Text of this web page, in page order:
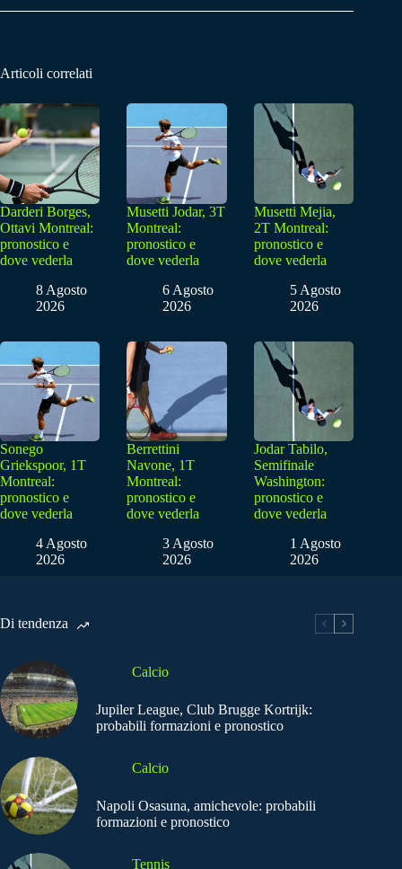
Articoli correlati
Darderi Borges,
Ottavi Montreal:
pronostico e
dove vederla
8 Agosto
2026
Musetti Jodar, 3T
Montreal:
pronostico e
dove vederla
6 Agosto
2026
Musetti Mejia,
2T Montreal:
pronostico e
dove vederla
5 Agosto
2026
Sonego
Griekspoor, 1T
Montreal:
pronostico e
dove vederla
4 Agosto
2026
Berrettini
Navone, 1T
Montreal:
pronostico e
dove vederla
3 Agosto
2026
Jodar Tabilo,
Semifinale
Washington:
pronostico e
dove vederla
1 Agosto
2026
Di tendenza
Calcio
Jupiler League, Club Brugge Kortrijk:
probabili formazioni e pronostico
Calcio
Napoli Osasuna, amichevole: probabili
formazioni e pronostico
Tennis